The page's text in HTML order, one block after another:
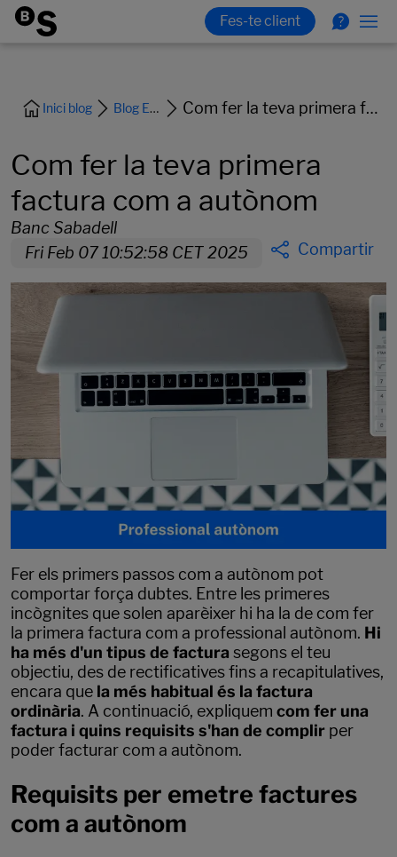
Inici blog Blog Empreses Com fer la teva primera factura com a autònom
Com fer la teva primera
factura com a autònom
Banc Sabadell
Fri Feb 07 10:52:58 CET 2025
Compartir
Fer els primers passos com a autònom pot
comportar força dubtes. Entre les primeres
incògnites que solen aparèixer hi ha la de com fer
la primera factura com a professional autònom. Hi
ha més d'un tipus de factura segons el teu
objectiu, des de rectificatives fins a recapitulatives,
encara que la més habitual és la factura
ordinària. A continuació, expliquem com fer una
factura i quins requisits s'han de complir per
poder facturar com a autònom.
Requisits per emetre factures
com a autònom